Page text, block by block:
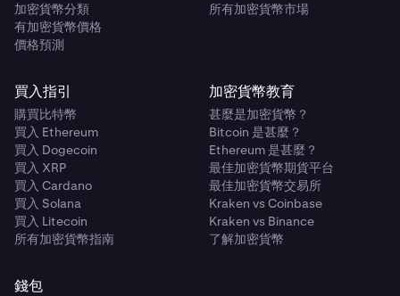
加密貨幣分類
有加密貨幣價格
價格預測
所有加密貨幣市場
買入指引
購買比特幣
買入 Ethereum
買入 Dogecoin
買入 XRP
買入 Cardano
買入 Solana
買入 Litecoin
所有加密貨幣指南
加密貨幣教育
甚麼是加密貨幣？
Bitcoin 是甚麼？
Ethereum 是甚麼？
最佳加密貨幣期貨平台
最佳加密貨幣交易所
Kraken vs Coinbase
Kraken vs Binance
了解加密貨幣
錢包